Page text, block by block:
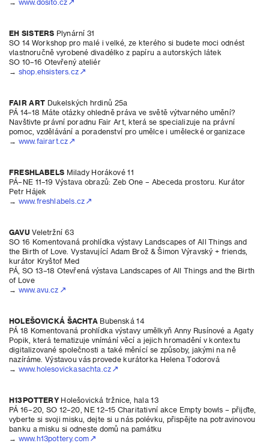
→ www.dosito.cz
EH SISTERS Plynární 31
SO 14 Workshop pro malé i velké, ze kterého si budete moci odnést
vlastnoručně vyrobené divadélko z papíru a autorských látek
SO 10–16 Otevřený ateliér
→ shop.ehsisters.cz
FAIR ARTDukelských hrdinů 25a
PÁ 14–18 Máte otázky ohledně práva ve světě výtvarného umění?
Navštivte právní poradnu Fair Art, která se specializuje na právní
pomoc, vzdělávání a poradenství pro umělce i umělecké organizace
→ www.fairart.cz
FRESHLABELSMilady Horákové 11
PÁ–NE 11–19 Výstava obrazů: Zeb One – Abeceda prostoru. Kurátor
Petr Hájek
→ www.freshlabels.cz
GAVU Veletržní 63
SO 16 Komentovaná prohlídka výstavy Landscapes of All Things and
the Birth of Love. Vystavující Adam Brož & Šimon Výravský + friends,
kurátor Kryštof Med
PÁ, SO 13–18 Otevřená výstava Landscapes of All Things and the Birth
of Love
→ www.avu.cz
HOLEŠOVICKÁ ŠACHTABubenská 14
PÁ 18 Komentovaná prohlídka výstavy umělkyň Anny Rusínové a Agaty
Popik, která tematizuje vnímání věcí a jejich hromadění v kontextu
digitalizované společnosti a také měnící se způsoby, jakými na ně
nazíráme. Výstavou vás provede kurátorka Helena Todorová
→ www.holesovickasachta.cz
H13POTTERYHolešovická tržnice, hala 13
PÁ 16–20, SO 12–20, NE 12–15 Charitativní akce Empty bowls – přijďte,
vyberte si svoji misku, dejte si u nás polévku, přispějte na potravinovou
banku a misku si odneste domů na památku
→ www.h13pottery.com